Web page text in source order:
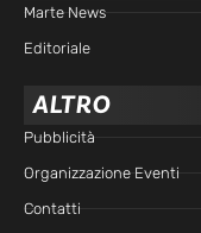
Marte News
Editoriale
ALTRO
Pubblicità
Organizzazione Eventi
Contatti